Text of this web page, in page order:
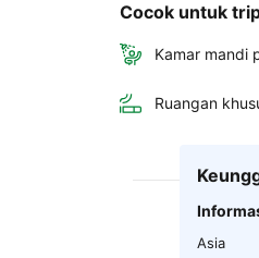
Cocok untuk
Kamar mandi
Ruangan
Asia